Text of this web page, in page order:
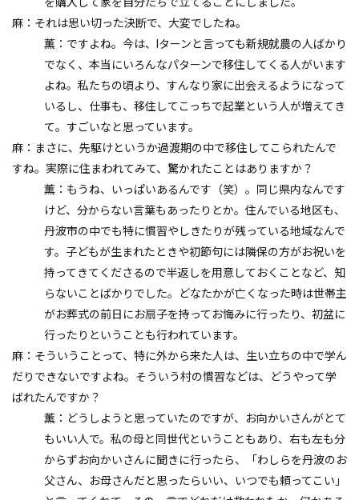
麻：それは思い切った決断で、大変でしたね。
薫：ですよね。今は、Iターンと言っても新規就農の人ばかり
でなく、本当にいろんなパターンで移住してくる人がいます
よね。私たちの頃より、すんなり家に出会えるようになって
いるし、仕事も、移住してこっちで起業という人が増えてき
て。すごいなと思っています。
麻：まさに、先駆けというか過渡期の中で移住してこられたんで
すね。実際に住まわれてみて、驚かれたことはありますか？
薫：もうね、いっぱいあるんです（笑）。同じ県内なんです
けど、分からない言葉もあったりとか。住んでいる地区も、
丹波市の中でも特に慣習やしきたりが残っている地域なんで
す。子どもが生まれたときや初節句には隣保の方がお祝いを
持ってきてくださるので半返しを用意しておくことなど、知
らないことばかりでした。どなたかが亡くなった時は世帯主
がお葬式の前日にお扇子を持ってお悔みに行ったり、初盆に
行ったりということも行われています。
麻：そういうことって、特に外から来た人は、生い立ちの中で学ん
だりできないですよね。そういう村の慣習などは、どうやって学
ばれたんですか？
薫：どうしようと思っていたのですが、お向かいさんがとて
もいい人で。私の母と同世代ということもあり、右も左も分
からずお向かいさんに聞きに行ったら、「わしらを丹波のお
父さん、お母さんだと思ったらいい、いつでも頼ってこい」